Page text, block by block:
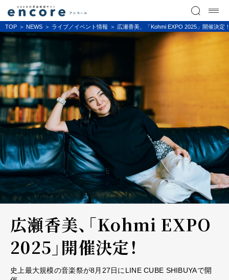
TOP NEWS ライブ／イベント情報 広瀬香美、「Kohmi EXPO 2025」開催決定
広瀬香美、「Kohmi EXPO
2025」開催決定！
史上最大規模の音楽祭が8月27日にLINE CUBE SHIBUYAで開